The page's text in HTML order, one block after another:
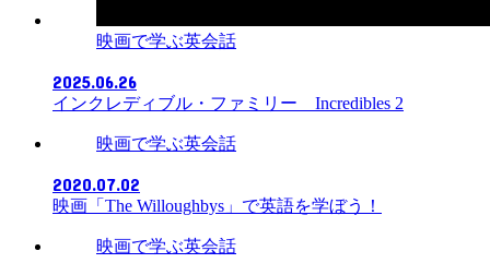
映画で学ぶ英会話
2025.06.26
インクレディブル・ファミリー Incredibles 2
映画で学ぶ英会話
2020.07.02
映画「The Willoughbys」で英語を学ぼう！
映画で学ぶ英会話